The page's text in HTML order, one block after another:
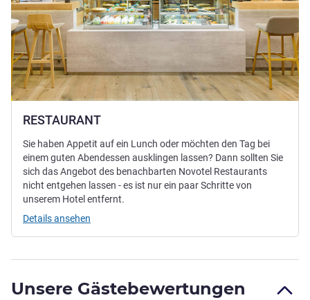
RESTAURANT
Sie haben Appetit auf ein Lunch oder möchten den Tag bei
einem guten Abendessen ausklingen lassen? Dann sollten Sie
sich das Angebot des benachbarten Novotel Restaurants
nicht entgehen lassen - es ist nur ein paar Schritte von
unserem Hotel entfernt.
Details ansehen
Unsere Gästebewertungen